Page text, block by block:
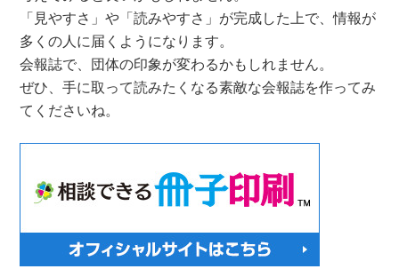
「見やすさ」や「読みやすさ」が完成した上で、情報が
多くの人に届くようになります。
会報誌で、団体の印象が変わるかもしれません。
ぜひ、手に取って読みたくなる素敵な会報誌を作ってみ
てくださいね。